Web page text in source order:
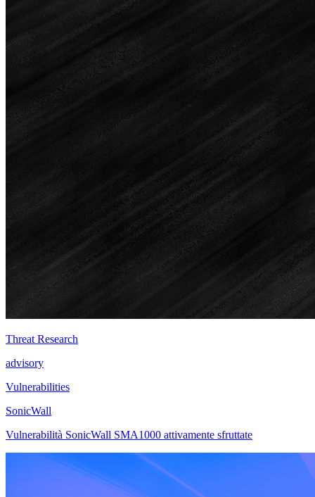
Threat Research
advisory
Vulnerabilities
SonicWall
Vulnerabilità SonicWall SMA1000 attivamente sfruttate